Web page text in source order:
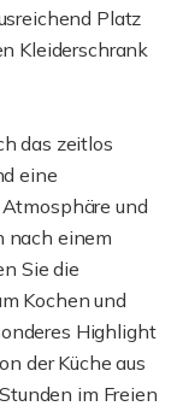
Platz
Kleiderschrank
das zeitlos
eine
und
nach einem
Sie die
Kochen und
Highlight
der Küche aus
im Freien